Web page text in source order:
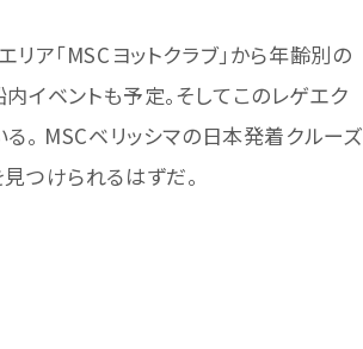
ア「MSCヨットクラブ」から年齢別の
イベントも予定。そしてこのレゲエク
。 MSCベリッシマの日本発着クルーズ
つけられるはずだ。